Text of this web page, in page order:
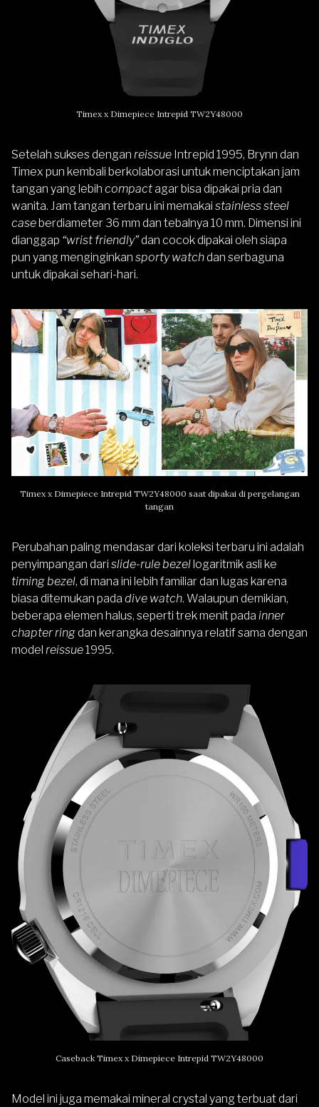
Timex x Dimepiece Intrepid TW2Y48000
Setelah sukses dengan reissue Intrepid 1995, Brynn dan
Timex pun kembali berkolaborasi untuk menciptakan jam
tangan yang lebih compactagar bisa dipakai pria dan
wanita. Jam tangan terbaru ini memakai stainless steel
caseberdiameter 36 mm dan tebalnya 10 mm. Dimensi ini
dianggap “wrist friendly”dan cocok dipakai oleh siapa
pun yang menginginkan sporty watchdan serbaguna
untuk dipakai sehari-hari.
Timex x Dimepiece Intrepid TW2Y48000 saat dipakai di pergelangan
tangan
Perubahan paling mendasar dari koleksi terbaru ini adalah
penyimpangan dari slide-rule bezellogaritmik asli ke
timing bezel, di mana ini lebih familiar dan lugas karena
biasa ditemukan pada dive watch. Walaupun demikian,
beberapa elemen halus, seperti trek menit pada inner
chapter ringdan kerangka desainnya relatif sama dengan
model reissue1995.
Caseback Timex x Dimepiece Intrepid TW2Y48000
Model ini juga memakai mineral crystal yang terbuat dari